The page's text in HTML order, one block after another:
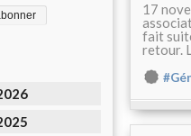
17
fait
retour.